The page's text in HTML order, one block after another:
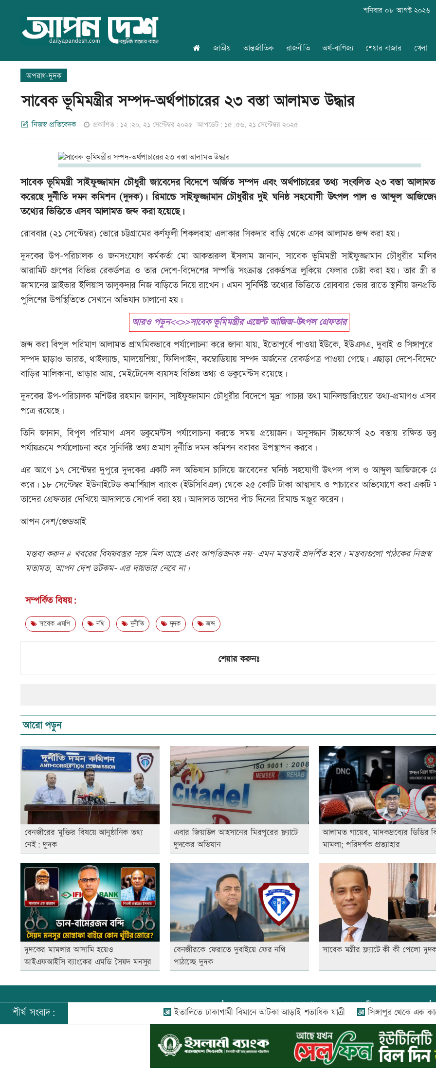
শনিবার ০৮ আগস্ট ২০২৬
জাতীয় আন্তর্জাতিক রাজনীতি অর্থ-বাণিজ্য শেয়ার বাজার খেলা
অপরাধ-দুদক
সাবেক ভূমিমন্ত্রীর সম্পদ-অর্থপাচারের ২৩ বস্তা আলামত উদ্ধার
নিজস্ব প্রতিবেদক প্রকাশিত: ১২:২০, ২১ সেপ্টেম্বর ২০২৫ আপডেট: ১৫:৫৬, ২১ সেপ্টেম্বর ২০২৫
সাবেক ভূমিমন্ত্রী সাইফুজ্জামান চৌধুরী জাবেদের বিদেশে অর্জিত সম্পদ এবং অর্থপাচারের তথ্য সংবলিত ২৩ বস্তা আলামত
করেছে দুর্নীতি দমন কমিশন (দুদক)। রিমান্ডে সাইফুজ্জামান চৌধুরীর দুই ঘনিষ্ঠ সহযোগী উৎপল পাল ও আব্দুল
তথ্যের ভিত্তিতে এসব আলামত জব্দ করা হয়েছে।
রোববার (২১ সেপ্টেম্বর) ভোরে চট্টগ্রামের কর্ণফুলী শিকলবাহা এলাকার সিকদার বাড়ি থেকে এসব আলামত জব্দ করা হয়।
দুদকের উপ-পরিচালক ও জনসংযোগ কর্মকর্তা মো আকতারুল ইসলাম জানান, সাবেক ভূমিমন্ত্রী সাইফুজ্জামান চৌধুরীর
আরামিট গ্রুপের বিভিন্ন রেকর্ডপত্র ও তার দেশে-বিদেশের সম্পত্তি সংক্রান্ত রেকর্ডপত্র লুকিয়ে ফেলার চেষ্টা করা হয়। তার স্ত্রী
জামানের ড্রাইভার ইলিয়াস তালুকদার নিজ বাড়িতে নিয়ে রাখেন। এমন সুনির্দিষ্ট তথ্যের ভিত্তিতে রোববার ভোর রাতে স্থানীয়
পুলিশের উপস্থিতিতে সেখানে অভিযান চালানো হয়।
আরও পড়ুন<<>>সাবেক ভূমিমন্ত্রীর এজেন্ট আজিজ-উৎপল গ্রেফতার
জব্দ করা বিপুল পরিমাণ আলামত প্রাথমিকভাবে পর্যালোচনা করে জানা যায়, ইতোপূর্বে পাওয়া ইউকে, ইউএসএ, দুবাই ও
সম্পদ ছাড়াও ভারত, থাইল্যান্ড, মালয়েশিয়া, ফিলিপাইন, কম্বোডিয়ায় সম্পদ অর্জনের রেকর্ডপত্র পাওয়া গেছে। এছাড়া দেশে-
বাড়ির মালিকানা, ভাড়ার আয়, মেইটেনেন্স ব্যয়সহ বিভিন্ন তথ্য ও ডকুমেন্টস রয়েছে।
দুদকের উপ-পরিচালক মশিউর রহমান জানান, সাইফুজ্জামান চৌধুরীর বিদেশে মুদ্রা পাচার তথা মানিলন্ডারিংয়ের তথ্য-প্রমাণও
পত্রে রয়েছে।
তিনি জানান, বিপুল পরিমাণ এসব ডকুমেন্টস পর্যালোচনা করতে সময় প্রয়োজন। অনুসন্ধান টাস্কফোর্স ২৩ বস্তায় রক্ষিত
পর্যায়ক্রমে পর্যালোচনা করে সুনির্দিষ্ট তথ্য প্রমাণ দুর্নীতি দমন কমিশন বরাবর উপস্থাপন করবে।
এর আগে ১৭ সেপ্টেম্বর দুপুরে দুদকের একটি দল অভিযান চালিয়ে জাবেদের ঘনিষ্ঠ সহযোগী উৎপল পাল ও আব্দুল আজিজকে
করে। ১৮ সেপ্টেম্বর ইউনাইটেড কমার্শিয়াল ব্যাংক (ইউসিবিএল) থেকে ২৫ কোটি টাকা আত্মসাৎ ও পাচারের অভিযোগে করা একটি
তাদের গ্রেফতার দেখিয়ে আদালতে সোপর্দ করা হয়। আদালত তাদের পাঁচ দিনের রিমান্ড মঞ্জুর করেন।
আপন দেশ/জেডআই
মন্তব্য করুন # খবরের বিষয়বস্তুর সঙ্গে মিল আছে এবং আপত্তিজনক নয়- এমন মন্তব্যই প্রদর্শিত হবে। মন্তব্যগুলো পাঠকের নিজস্ব
মতামত, আপন দেশ ডটকম- এর দায়ভার নেবে না।
সম্পর্কিত বিষয়:
সাবেক এমপি নথি দুর্নীতি দুদক জব্দ
শেয়ার করুনঃ
আরো পড়ুন
বেনজীরের মুক্তির বিষয়ে আনুষ্ঠানিক তথ্য
নেই: দুদক
এবার জিয়াউল আহসানের মিরপুরের ফ্ল্যাটে
দুদকের অভিযান
আলামত গায়েব, মাদকদ্রব্যের ডিডির
মামলা; পরিদর্শক প্রত্যাহার
দুদকের মামলার আসামি হয়েও
আইএফআইসি ব্যাংকের এমডি সৈয়দ মনসুর
বেনজীরকে ফেরাতে দুবাইয়ে ফের নথি
পাঠাচ্ছে দুদক
সাবেক মন্ত্রীর ফ্ল্যাটে কী কী পেলো
প্রধান সম্পাদক:আফজাল বারী
প্রোমিতা আফরিন কর্তৃক সম্পাদিত ও প্রকাশিত
সি-৫০১, ৬ষ্ঠতলা, আল রাজী কমপ্লেক্স, ১৬৬-১৬৭
শহীদ সৈয়দ নজরুল ইসলাম সরণি, পুরানা পল্টন, ঢাকা-১০০০
শীর্ষ সংবাদ: ইতালিতে ঢাকাগামী বিমানে আটকা আড়াই শতাধিক যাত্রী সিঙ্গাপুর থেকে এক কার্গো